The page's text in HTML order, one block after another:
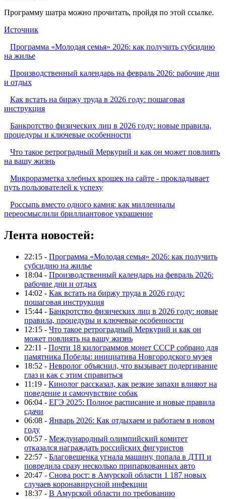
Программу шатра можно прочитать, пройдя по этой ссылке.
Источник
Программа «Молодая семья» 2026: как получить субсидию
на жилье
Производственный календарь на февраль 2026: рабочие дни
и отдых
Как встать на биржу труда в 2026 году: пошаговая
инструкция
Банкротство физических лиц в 2026 году: новые правила,
процедуры и ключевые особенности
Что такое ретроградный Меркурий и как он может повлиять
на вашу жизнь
Микроразметка хлебных крошек на сайте - прокладывает
путь пользователей к успеху
Россыпь вместо одного камня: как миллениалы
переосмыслили бриллиантовое украшение
Лента новостей:
22:15 - Программа «Молодая семья» 2026: как получить
субсидию на жилье
18:04 - Производственный календарь на февраль 2026:
рабочие дни и отдых
14:02 - Как встать на биржу труда в 2026 году:
пошаговая инструкция
15:44 - Банкротство физических лиц в 2026 году: новые
правила, процедуры и ключевые особенности
12:15 - Что такое ретроградный Меркурий и как он
может повлиять на вашу жизнь
22:11 - Почти 18 килограммов монет СССР собрано для
памятника Победы: инициатива Новгородского музея
18:52 - Невролог объяснил, что вызывает подергивание
глаз и как с этим справиться
11:19 - Кинолог рассказал, как резкие запахи влияют на
поведение и самочувствие собак
06:04 - ЕГЭ 2025: Полное расписание и новые правила
сдачи
06:08 - Январь 2026: Как отдыхаем и работаем в новом
году
00:57 - Международный олимпийский комитет
отказался награждать российских фигуристов
22:57 - Благовещенка угнала машину, попала в ДТП и
повредила сразу несколько припаркованных авто
20:47 - Снова рост: в Амурской области 1 187 новых
случаев коронавирусной инфекции
18:37 - В Амурской области по требованию